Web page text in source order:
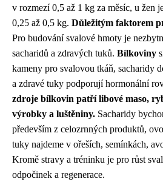
v rozmezí 0,5 až 1 kg za měsíc, u žen
0,25 až 0,5 kg. Důležitým faktorem
Pro budování svalové hmoty je
sacharidů a zdravých tuků. Bílkoviny
kameny pro svalovou tkáň, sacharidy
a zdravé tuky podporují hormonální
zdroje bílkovin patří libové maso,
výrobky a luštěniny. Sacharidy
především z celozrnných produktů,
tuky najdeme v ořeších, semínkách,
Kromě stravy a tréninku je pro růst
odpočinek a regenerace.